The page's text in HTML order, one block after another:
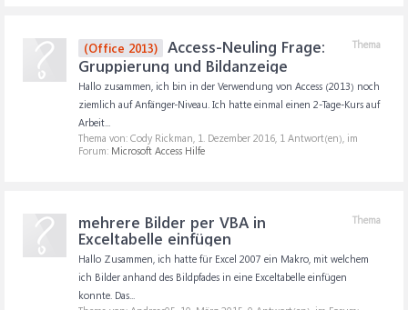
Thema
(Office 2013)
Access-Neuling Frage:
Gruppierung und Bildanzeige
Hallo zusammen, ich bin in der Verwendung von Access (2013) noch
ziemlich auf Anfänger-Niveau. Ich hatte einmal einen 2-Tage-Kurs auf
Arbeit...
Thema von: Cody Rickman, 1. Dezember 2016, 1 Antwort(en), im
Forum: Microsoft Access Hilfe
Thema
mehrere Bilder per VBA in
Exceltabelle einfügen
Hallo Zusammen, ich hatte für Excel 2007 ein Makro, mit welchem
ich Bilder anhand des Bildpfades in eine Exceltabelle einfügen
konnte. Das...